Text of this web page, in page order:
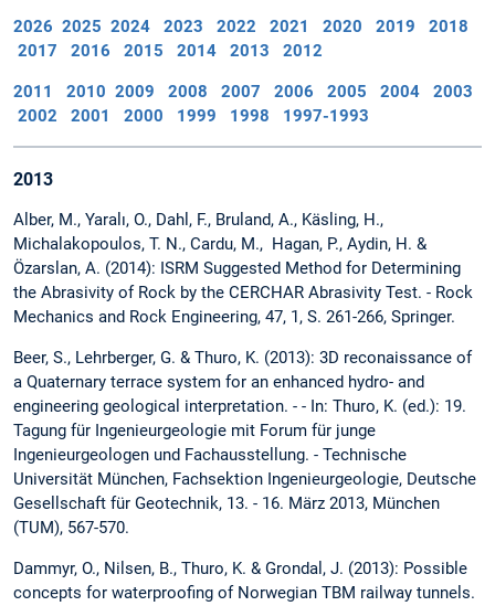
2026 2025 2024 2023 2022 2021 2020 2019
2018
2017
2016 2015 2014 2013 2012
2011 2010 2009 2008 2007 2006 2005 2004
2003
2002
2001 2000 1999 1998 1997-1993
2013
Alber, M., Yaralı, O., Dahl, F., Bruland, A., Käsling, H.,
Michalakopoulos, T. N., Cardu, M., Hagan, P., Aydin, H. &
Özarslan, A. (2014): ISRM Suggested Method for Determining
the Abrasivity of Rock by the CERCHAR Abrasivity Test. - Rock
Mechanics and Rock Engineering, 47, 1, S. 261-266, Springer.
Beer, S., Lehrberger, G. & Thuro, K. (2013): 3D reconaissance of
a Quaternary terrace system for an enhanced hydro- and
engineering geological interpretation. - - In: Thuro, K. (ed.): 19.
Tagung für Ingenieurgeologie mit Forum für junge
Ingenieurgeologen und Fachausstellung. - Technische
Universität München, Fachsektion Ingenieurgeologie, Deutsche
Gesellschaft für Geotechnik, 13. - 16. März 2013, München
(TUM), 567-570.
Dammyr, O., Nilsen, B., Thuro, K. & Grondal, J. (2013): Possible
concepts for waterproofing of Norwegian TBM railway tunnels.